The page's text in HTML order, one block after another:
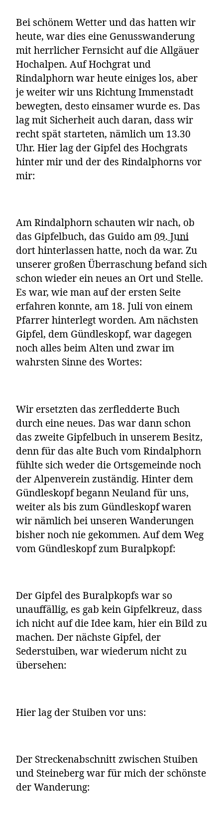
Bei schönem Wetter und das hatten wir
heute, war dies eine Genusswanderung
mit herrlicher Fernsicht auf die Allgäuer
Hochalpen. Auf Hochgrat und
Rindalphorn war heute einiges los, aber
je weiter wir uns Richtung Immenstadt
bewegten, desto einsamer wurde es. Das
lag mit Sicherheit auch daran, dass wir
recht spät starteten, nämlich um 13.30
Uhr. Hier lag der Gipfel des Hochgrats
hinter mir und der des Rindalphorns vor
mir:
Am Rindalphorn schauten wir nach, ob
das Gipfelbuch, das Guido am09. Juni
dort hinterlassen hatte, noch da war. Zu
unserer großen Überraschung befand sich
schon wieder ein neues an Ort und Stelle.
Es war, wie man auf der ersten Seite
erfahren konnte, am 18. Juli von einem
Pfarrer hinterlegt worden. Am nächsten
Gipfel, dem Gündleskopf, war dagegen
noch alles beim Alten und zwar im
wahrsten Sinne des Wortes:
Wir ersetzten das zerfledderte Buch
durch eine neues. Das war dann schon
das zweite Gipfelbuch in unserem Besitz,
denn für das alte Buch vom Rindalphorn
fühlte sich weder die Ortsgemeinde noch
der Alpenverein zuständig. Hinter dem
Gündleskopf begann Neuland für uns,
weiter als bis zum Gündleskopf waren
wir nämlich bei unseren Wanderungen
bisher noch nie gekommen. Auf dem Weg
vom Gündleskopf zum Buralpkopf:
Der Gipfel des Buralpkopfs war so
unauffällig, es gab kein Gipfelkreuz, dass
ich nicht auf die Idee kam, hier ein Bild zu
machen. Der nächste Gipfel, der
Sederstuiben, war wiederum nicht zu
übersehen:
Hier lag der Stuiben vor uns:
Der Streckenabschnitt zwischen Stuiben
und Steineberg war für mich der schönste
der Wanderung: